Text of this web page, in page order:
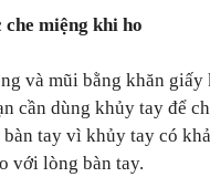
miệng khi ho
và mũi bằng khăn
cần dùng khủy tay để
tay vì khủy tay có
với lòng bàn tay.